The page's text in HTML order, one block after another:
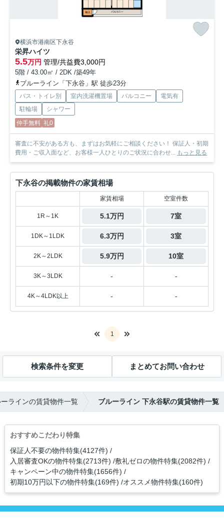
横浜市港南区下永谷
栄昇ハイツ
5.5万円 管理/共益費3,000円
5階 / 43.00㎡ / 2DK /築49年
ブルーライン「下永谷」駅 徒歩23分
バス・トイレ別 室内洗濯機置場 バルコニー
電気有
駐輪場
シャワー
仲手無料 礼0
審査に不安がある方も、まずはお気軽にご相談ください！ 保証人・初期
費用・ご収入面など、お客様一人ひとりのご状況に合わせ...
もっと見る
下永谷の掲載物件の家賃相場
家賃相場 空室件数
1R～1K 5.1万円 7室
1DK～1LDK 6.3万円 3室
2K～2LDK 5.9万円 10室
3K～3LDK - -
4K～4LDK以上 - -
1
検索条件を変更 まとめてお問い合わせ
ラインの賃貸物件一覧 ブルーライン 下永谷駅の賃貸物件一覧
おすすめこだわり特集
保証人不要の物件特集(4127件)
入居審査OKの物件特集(2713件) 敷礼ゼロの物件特集(2082件)
キャンペーン中の物件特集(1656件)
初期10万円以下の物件特集(169件) オススメ物件特集(160件)